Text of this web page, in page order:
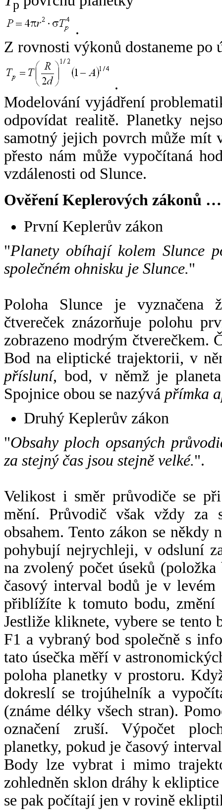
p
.
Z rovnosti výkonů dostaneme po
.
Modelování vyjádření
odpovídat realitě. Planetky
samotný jejich povrch může mít
přesto nám může vypočítaná
vzdálenosti od Slunce.
Ověření Keplerových zákonů …
První Keplerův zákon
"Planety obíhají kolem Slunce
společném ohnisku je Slunce."
Poloha Slunce je vyznačena
čtvereček znázorňuje polohu
zobrazeno modrým čtverečkem.
Bod na eliptické trajektorii, v
přísluní, bod, v němž je
Spojnice obou se nazývá přímka
Druhý Keplerův zákon
"Obsahy ploch opsaných
za stejný čas jsou stejně velké.".
Velikost i směr průvodiče se
mění. Průvodič však vždy za
obsahem. Tento zákon se někdy
pohybují nejrychleji, v odsluní
na zvolený počet úseků
časový interval bodů je v
přiblížíte k tomuto bodu,
Jestliže kliknete, vybere se tento
F1 a vybraný bod společně s
tato úsečka měří v
poloha planetky v prostoru.
dokreslí se trojúhelník a
(známe délky všech stran).
označení zruší. Výpočet
planetky, pokud je časový
Body lze vybrat i mimo
zohledněn sklon dráhy k
se pak počítají jen v rovině